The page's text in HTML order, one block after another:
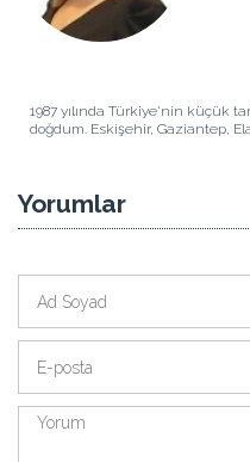
1987 yılında Türkiye'nin küçük
doğdum. Eskişehir, Gaziantep,
Yorumlar